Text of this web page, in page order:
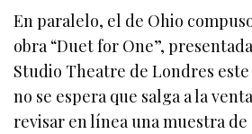
En paralelo, el de Ohio
obra “Duet for One”,
Studio Theatre de Londres este
no se espera que salga a la
revisar en línea una muestra de